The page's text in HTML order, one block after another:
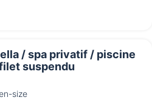
/ spa privatif / piscine
suspendu
size